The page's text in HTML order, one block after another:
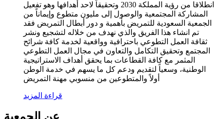
انطلاقا من رؤية المملكة 2030 وتحقيقاً لاحد أهدافها وهو تفعيل
المشاركة المجتمعية والوصول إلى مليون متطوع وإيماناً من
الجمعية السعودية للتمريض بأهمية و دور أبطال التمريض فقد
تم انشاء هذا الفريق والذي نهدف من خلاله لتشجيع ونشر
ثقافة العمل التطوعي باحترافية وواقعية لخدمة كافة شرائح
المجتمع وتحقيق التكامل والتعاون في مجال العمل التطوعي
المثمر مع كافة القطاعات بما يحقق أهداف الاستراتيجية
الوطنية، وسعياً لتقديم ودعم كل ما يسهم في خدمة الوطن
أولاً والمتطوعين من منسوبي مهنة التمريض
قراءة المزيد